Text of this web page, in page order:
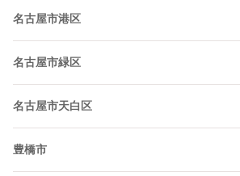
名古屋市港区
名古屋市緑区
名古屋市天白区
豊橋市